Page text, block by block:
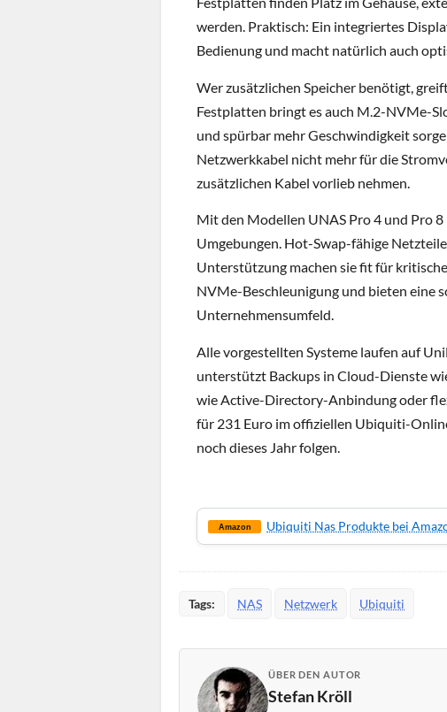
werden. Praktisch: Ein integriertes
Bedienung und macht natürlich auch
Wer zusätzlichen Speicher benötigt,
Festplatten bringt es auch M.2-NVMe-
und spürbar mehr Geschwindigkeit
Netzwerkkabel nicht mehr für die
zusätzlichen Kabel vorlieb nehmen.
Mit den Modellen UNAS Pro 4 und Pro
Umgebungen. Hot-Swap-fähige
Unterstützung machen sie fit für
NVMe-Beschleunigung und bieten eine
Unternehmensumfeld.
Alle vorgestellten Systeme laufen auf
unterstützt Backups in Cloud-Dienste
wie Active-Directory-Anbindung oder
für 231 Euro im offiziellen Ubiquiti-
noch dieses Jahr folgen.
Amazon Ubiquiti Nas Produkte bei
Tags: NAS Netzwerk Ubiquiti
ÜBER DEN AUTOR
Stefan Kröll